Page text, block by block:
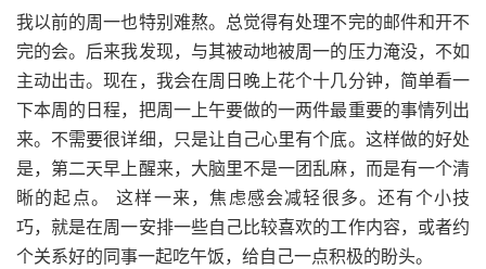
我以前的周一也特别难熬。总觉得有处理不完的邮件和开不
完的会。后来我发现，与其被动地被周一的压力淹没，不如
主动出击。现在，我会在周日晚上花个十几分钟，简单看一
下本周的日程，把周一上午要做的一两件最重要的事情列出
来。不需要很详细，只是让自己心里有个底。这样做的好处
是，第二天早上醒来，大脑里不是一团乱麻，而是有一个清
晰的起点。 这样一来，焦虑感会减轻很多。还有个小技
巧，就是在周一安排一些自己比较喜欢的工作内容，或者约
个关系好的同事一起吃午饭，给自己一点积极的盼头。